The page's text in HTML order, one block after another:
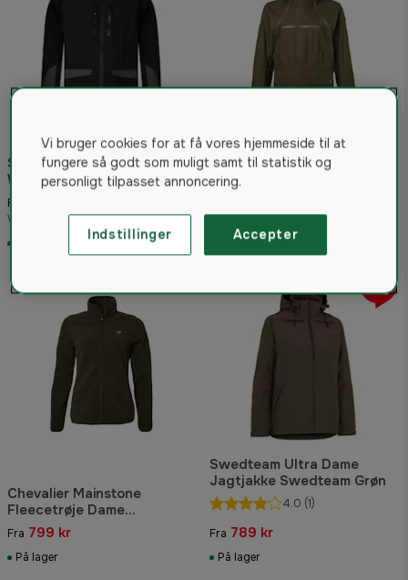
Seeland Dog Active jakke
Women Meteorite
Fra
Vejled. pris 1.389 kr
Chevalier Endeavor
Chevalite Anorak 2.0
Autumn Dam
Fra 2.899 kr
På lager
Chevalier Mainstone
Fleecetrøje Dame
Mørkegrøn
Fra 799 kr
På lager
Swedteam Ultra Dame
Jagtjakke Swedteam Grøn
4.0 (1)
Fra 789 kr
På lager
Vi bruger cookies for at få vores hjemmeside til at
fungere så godt som muligt samt til statistik og
personligt tilpasset annoncering.
Indstillinger Accepter